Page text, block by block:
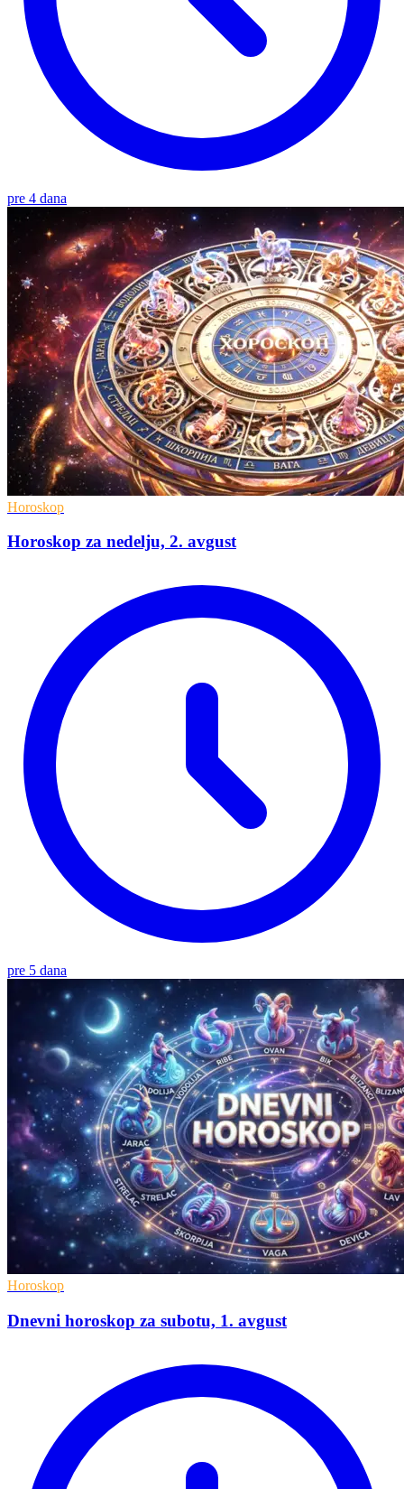
pre 4 dana
Horoskop
Horoskop za nedelju, 2. avgust
pre 5 dana
Horoskop
Dnevni horoskop za subotu, 1. avgust